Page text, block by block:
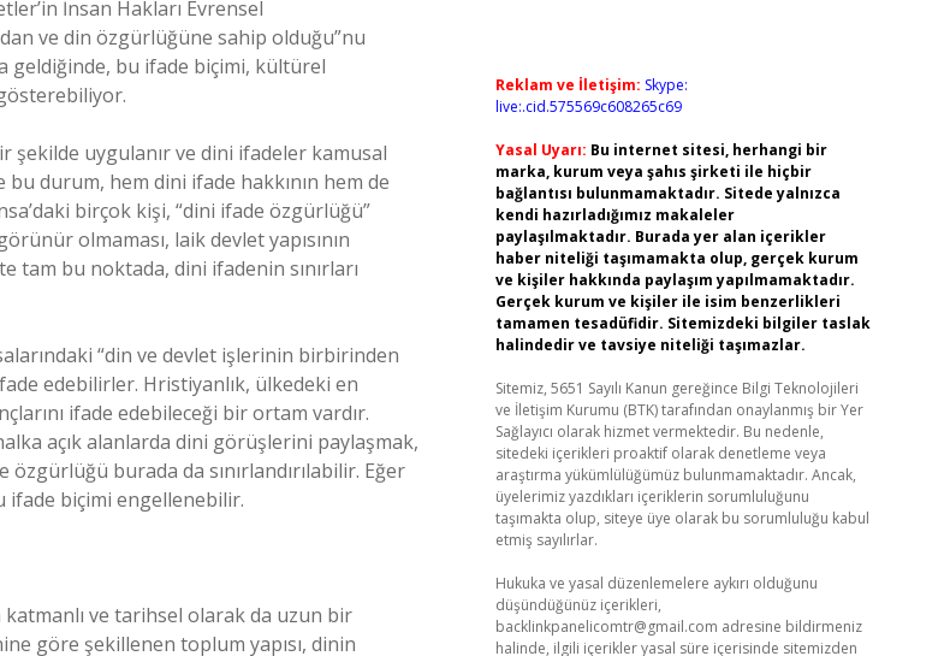
İnsan Hakları Evrensel
ve din özgürlüğüne sahip olduğu”nu
geldiğinde, bu ifade biçimi, kültürel
şekilde uygulanır ve dini ifadeler kamusal
bu durum, hem dini ifade hakkının hem de
birçok kişi, “dini ifade özgürlüğü”
olmaması, laik devlet yapısının
tam bu noktada, dini ifadenin sınırları
“din ve devlet işlerinin birbirinden
edebilirler. Hristiyanlık, ülkedeki en
ifade edebileceği bir ortam vardır.
açık alanlarda dini görüşlerini paylaşmak,
burada da sınırlandırılabilir. Eğer
ifade biçimi engellenebilir.
katmanlı ve tarihsel olarak da uzun bir
göre şekillenen toplum yapısı, dinin
Reklam ve İletişim: Skype:
live:.cid.575569c608265c69
Yasal Uyarı: Bu internet sitesi, herhangi bir
marka, kurum veya şahıs şirketi ile hiçbir
bağlantısı bulunmamaktadır. Sitede yalnızca
kendi hazırladığımız makaleler
paylaşılmaktadır. Burada yer alan içerikler
haber niteliği taşımamakta olup, gerçek kurum
ve kişiler hakkında paylaşım yapılmamaktadır.
Gerçek kurum ve kişiler ile isim benzerlikleri
tamamen tesadüfidir. Sitemizdeki bilgiler taslak
halindedir ve tavsiye niteliği taşımazlar.
Sitemiz, 5651 Sayılı Kanun gereğince Bilgi Teknolojileri
ve İletişim Kurumu (BTK) tarafından onaylanmış bir Yer
Sağlayıcı olarak hizmet vermektedir. Bu nedenle,
sitedeki içerikleri proaktif olarak denetleme veya
araştırma yükümlülüğümüz bulunmamaktadır. Ancak,
üyelerimiz yazdıkları içeriklerin sorumluluğunu
taşımakta olup, siteye üye olarak bu sorumluluğu kabul
etmiş sayılırlar.
Hukuka ve yasal düzenlemelere aykırı olduğunu
düşündüğünüz içerikleri,
backlinkpanelicomtr@gmail.com adresine bildirmeniz
halinde, ilgili içerikler yasal süre içerisinde sitemizden